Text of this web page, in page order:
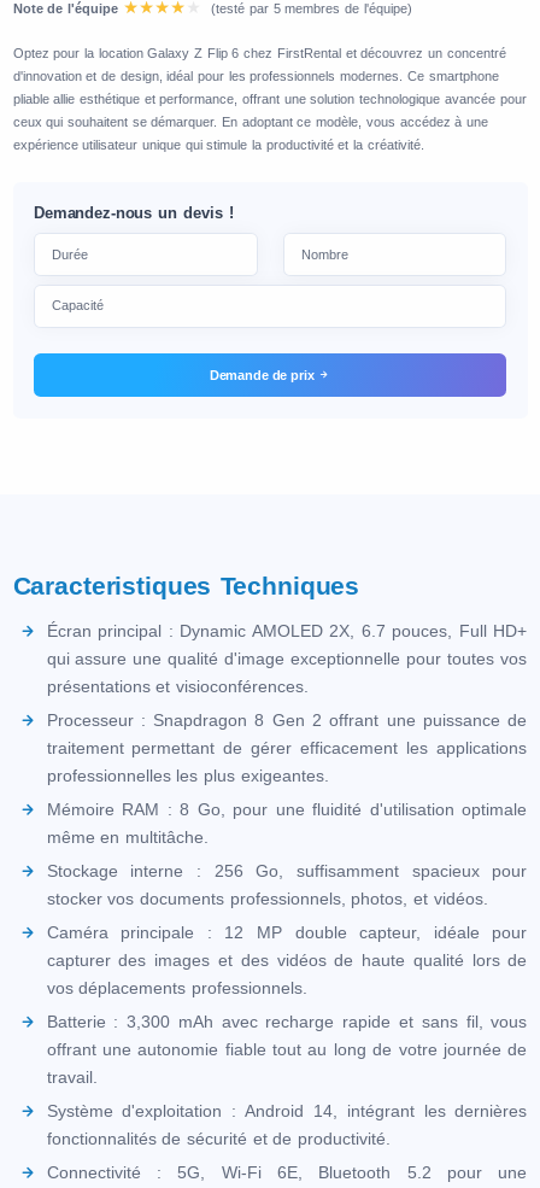
Note de l'équipe (testé par 5 membres de l'équipe)
Optez pour la location Galaxy Z Flip 6 chez FirstRental et découvrez un concentré
d'innovation et de design, idéal pour les professionnels modernes. Ce smartphone
pliable allie esthétique et performance, offrant une solution technologique avancée pour
ceux qui souhaitent se démarquer. En adoptant ce modèle, vous accédez à une
expérience utilisateur unique qui stimule la productivité et la créativité.
Demandez-nous un devis !
Demande de prix
Caracteristiques Techniques
Écran principal : Dynamic AMOLED 2X, 6.7 pouces, Full HD+
qui assure une qualité d'image exceptionnelle pour toutes vos
présentations et visioconférences.
Processeur : Snapdragon 8 Gen 2 offrant une puissance de
traitement permettant de gérer efficacement les applications
professionnelles les plus exigeantes.
Mémoire RAM : 8 Go, pour une fluidité d'utilisation optimale
même en multitâche.
Stockage interne : 256 Go, suffisamment spacieux pour
stocker vos documents professionnels, photos, et vidéos.
Caméra principale : 12 MP double capteur, idéale pour
capturer des images et des vidéos de haute qualité lors de
vos déplacements professionnels.
Batterie : 3,300 mAh avec recharge rapide et sans fil, vous
offrant une autonomie fiable tout au long de votre journée de
travail.
Système d'exploitation : Android 14, intégrant les dernières
fonctionnalités de sécurité et de productivité.
Connectivité : 5G, Wi-Fi 6E, Bluetooth 5.2 pour une